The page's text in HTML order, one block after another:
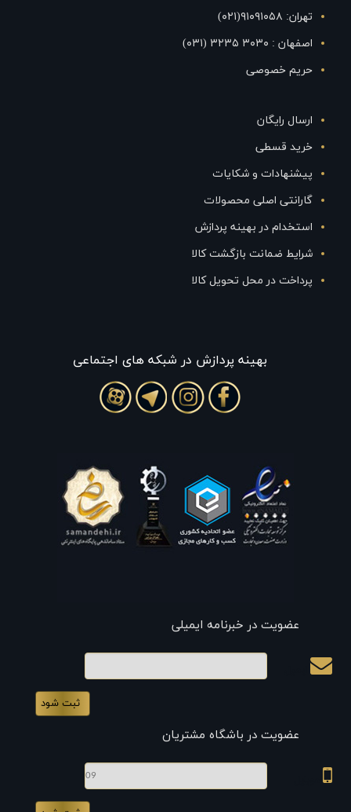
تهران: ۹۱۰۹۱۰۵۸(۰۲۱)
اصفهان : ۳۰۳۰ ۳۲۳۵ (۰۳۱)
حریم خصوصی
ارسال رایگان
خرید قسطی
پیشنهادات و شکایات
گارانتی اصلی محصولات
استخدام در بهینه پردازش
شرایط ضمانت بازگشت کالا
پرداخت در محل تحویل کالا
بهينه پردازش در شبکه های اجتماعی
عضویت در خبرنامه ایمیلی
عضویت در باشگاه مشتریان